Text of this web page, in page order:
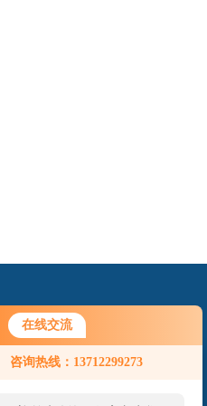
在线交流
咨询热线：13712299273
多信息：